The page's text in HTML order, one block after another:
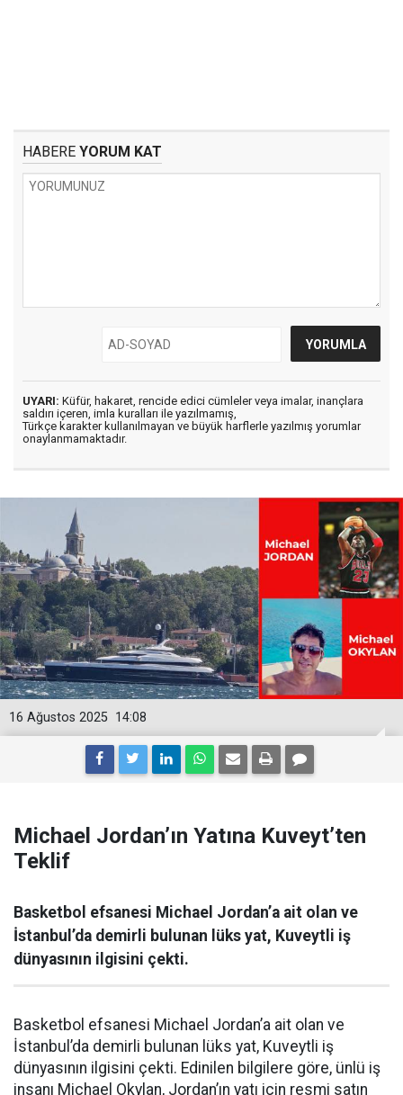
HABERE YORUM KAT
UYARI: Küfür, hakaret, rencide edici cümleler veya imalar, inançlara
saldırı içeren, imla kuralları ile yazılmamış,
Türkçe karakter kullanılmayan ve büyük harflerle yazılmış yorumlar
onaylanmamaktadır.
14:08
16 Ağustos 2025
Michael Jordan’ın Yatına Kuveyt’ten
Teklif
Basketbol efsanesi Michael Jordan’a ait olan ve
İstanbul’da demirli bulunan lüks yat, Kuveytli iş
dünyasının ilgisini çekti.
Basketbol efsanesi Michael Jordan’a ait olan ve
İstanbul’da demirli bulunan lüks yat, Kuveytli iş
dünyasının ilgisini çekti. Edinilen bilgilere göre, ünlü iş
insanı Michael Okylan, Jordan’ın yatı için resmi satın